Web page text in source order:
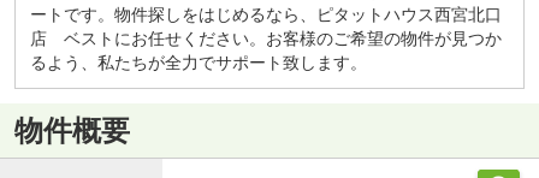
ートです。物件探しをはじめるなら、ピタットハウス西宮北口
店 ベストにお任せください。お客様のご希望の物件が見つか
るよう、私たちが全力でサポート致します。
物件概要